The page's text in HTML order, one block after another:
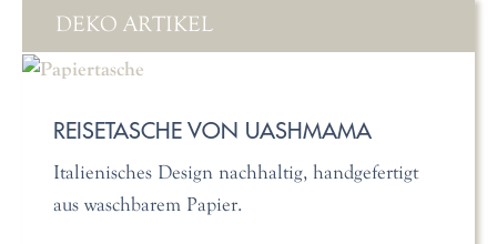
DEKO ARTIKEL
REISETASCHE VON UASHMAMA
Italienisches Design nachhaltig, handgefertigt
aus waschbarem Papier.